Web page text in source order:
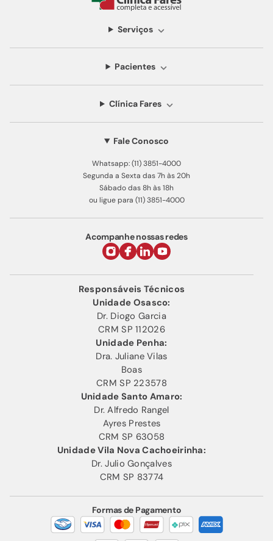
Serviços
Pacientes
Clínica Fares
Fale Conosco
Whatsapp: (11) 3851-4000
Segunda a Sexta das 7h às 20h
Sábado das 8h às 18h
ou ligue para (11) 3851-4000
Acompanhe nossas redes
Responsáveis Técnicos
Unidade Osasco:
Dr. Diogo Garcia
CRM SP 112026
Unidade Penha:
Dra. Juliane Vilas
Boas
CRM SP 223578
Unidade Santo Amaro:
Dr. Alfredo Rangel
Ayres Prestes
CRM SP 63058
Unidade Vila Nova Cachoeirinha:
Dr. Julio Gonçalves
CRM SP 83774
Formas de Pagamento